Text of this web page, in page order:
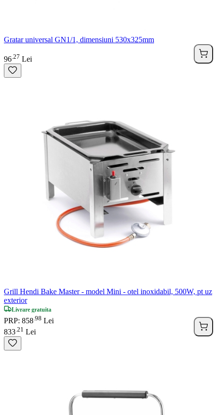
Gratar universal GN1/1, dimensiuni 530x325mm
96 27 Lei
Grill Hendi Bake Master - model Mini - otel inoxidabil, 500W, pt uz
exterior
Livrare gratuita
PRP: 858 98 Lei
833 21 Lei